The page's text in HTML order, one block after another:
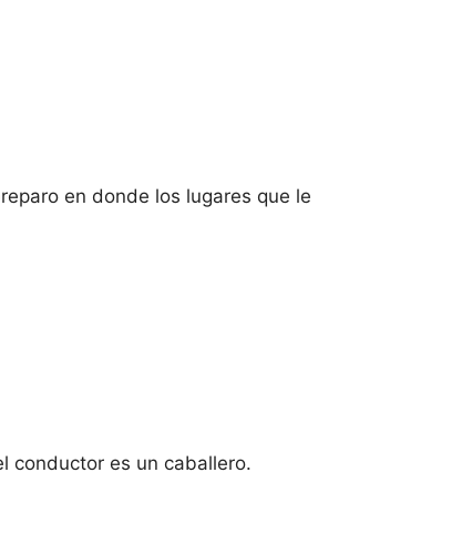
en donde los lugares que le
conductor es un caballero.